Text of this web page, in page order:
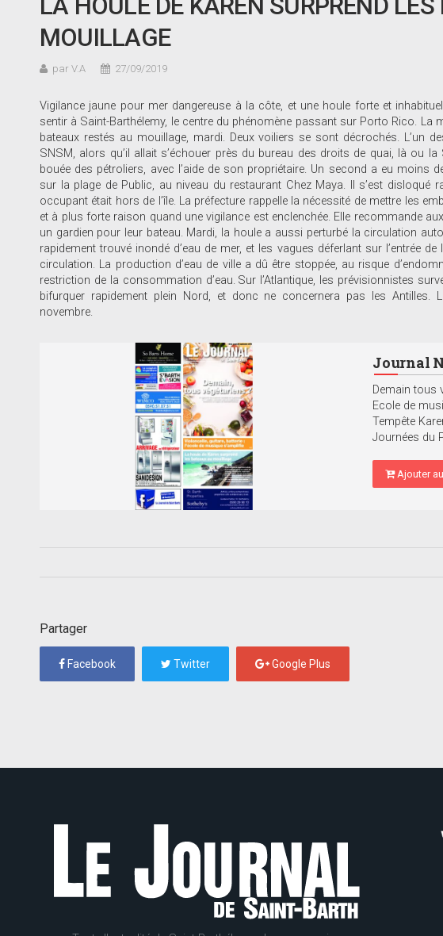
LA HOULE DE KAREN SURPREND
MOUILLAGE
par V.A 27/09/2019
Vigilance jaune pour mer dangereuse à la côte, et une houle forte et
sentir à Saint-Barthélemy, le centre du phénomène passant sur Porto Rico. La
bateaux restés au mouillage, mardi. Deux voiliers se sont décrochés. L’un
SNSM, alors qu’il allait s’échouer près du bureau des droits de quai, là ou
bouée des pétroliers, avec l’aide de son propriétaire. Un second a eu moins
sur la plage de Public, au niveau du restaurant Chez Maya. Il s’est disloqué
occupant était hors de l’île. La préfecture rappelle la nécessité de mettre les
et à plus forte raison quand une vigilance est enclenchée. Elle recommande
un gardien pour leur bateau. Mardi, la houle a aussi perturbé la circulation
rapidement trouvé inondé d’eau de mer, et les vagues déferlant sur l’entrée
circulation. La production d’eau de ville a dû être stoppée, au risque
restriction de la consommation d’eau. Sur l’Atlantique, les prévisionnistes
bifurquer rapidement plein Nord, et donc ne concernera pas les Antilles.
novembre.
Journal
Demain tous
Ecole de
Tempête
Journées du
Ajouter
Partager
Facebook Twitter Google Plus